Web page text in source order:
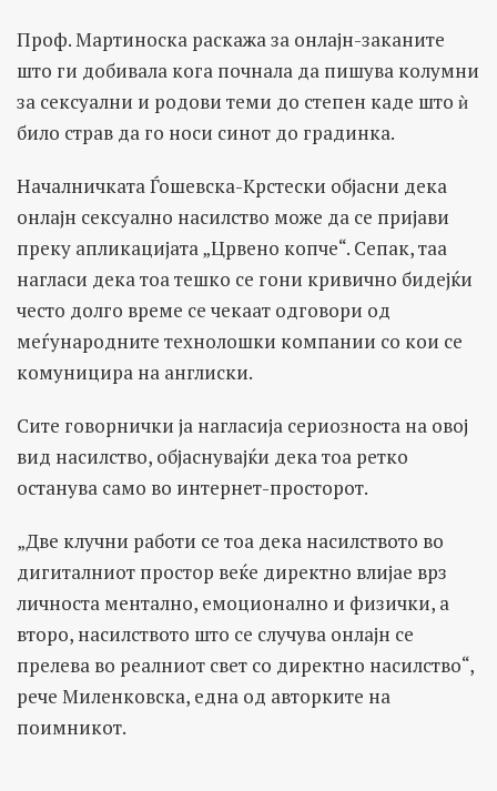
Проф. Мартиноска раскажа за онлајн-заканите
што ги добивала кога почнала да пишува колумни
за сексуални и родови теми до степен каде што ѝ
било страв да го носи синот до градинка.
Началничката Ѓошевска-Крстески објасни дека
онлајн сексуално насилство може да се пријави
преку апликацијата „Црвено копче“. Сепак, таа
нагласи дека тоа тешко се гони кривично бидејќи
често долго време се чекаат одговори од
меѓународните технолошки компании со кои се
комуницира на англиски.
Сите говорнички ја нагласија сериозноста на овој
вид насилство, објаснувајќи дека тоа ретко
останува само во интернет-просторот.
„Две клучни работи се тоа дека насилството во
дигиталниот простор веќе директно влијае врз
личноста ментално, емоционално и физички, а
второ, насилството што се случува онлајн се
прелева во реалниот свет со директно насилство“,
рече Миленковска, една од авторките на
поимникот.